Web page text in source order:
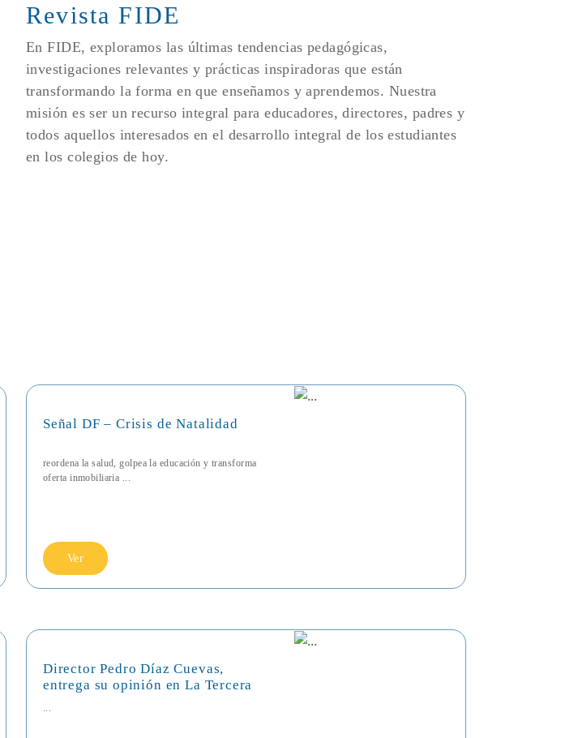
Revista FIDE
En FIDE, exploramos las últimas tendencias pedagógicas,
investigaciones relevantes y prácticas inspiradoras que están
transformando la forma en que enseñamos y aprendemos. Nuestra
misión es ser un recurso integral para educadores, directores, padres y
todos aquellos interesados en el desarrollo integral de los estudiantes
en los colegios de hoy.
Señal DF – Crisis de Natalidad
reordena la salud, golpea la educación y transforma
oferta inmobiliaria ...
Ver
Director Pedro Díaz Cuevas,
entrega su opinión en La Tercera